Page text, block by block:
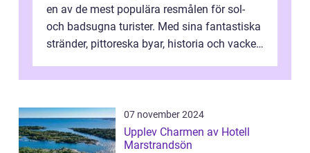
en av de mest populära resmålen för sol-
och badsugna turister. Med sina fantastiska
stränder, pittoreska byar, historia och vacker
07 november 2024
Upplev Charmen av Hotell
Marstrandsön